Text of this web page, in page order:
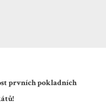
prvních pokladních